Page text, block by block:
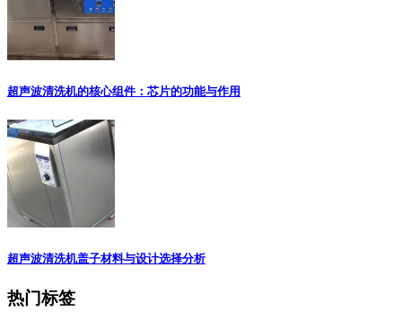
超声波清洗机的核心组件：芯片的功能与作用
超声波清洗机盖子材料与设计选择分析
热门标签